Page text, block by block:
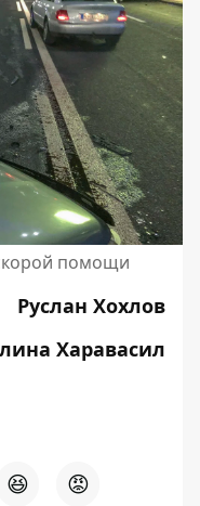
помощи
Руслан Хохлов
Харавасил
😆 😡